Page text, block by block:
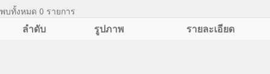
พบทั้งหมด 0 รายการ
ลำดับ รูปภาพ รายละเอียด